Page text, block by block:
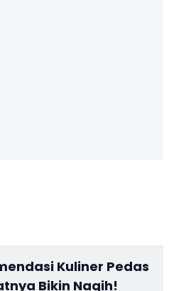
Kuliner Pedas
Bikin Nagih!